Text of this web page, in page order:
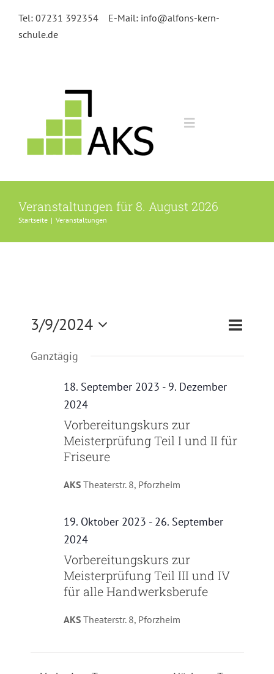
Inhalt
springen
Tel: 07231 392354
E-Mail: info@alfons-kern-
schule.de
Toggle
Kursangebot
Kontakt
Veranstaltungen für 8. August 2026
Startseite | Veranstaltungen
Suche
Tag
3/9/2024
Datum
Ganztägig
18. September 2023 - 9. Dezember
2024
Vorbereitungskurs zur
Meisterprüfung Teil I und II für
Friseure
AKS Theaterstr. 8, Pforzheim
19. Oktober 2023 - 26. September
2024
Vorbereitungskurs zur
Meisterprüfung Teil III und IV
für alle Handwerksberufe
AKS Theaterstr. 8, Pforzheim